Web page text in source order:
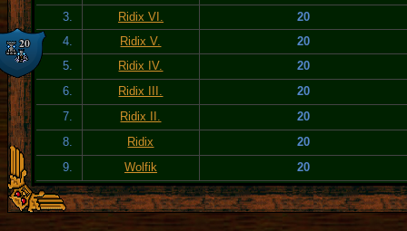
3.
Ridix VI.
20
4.
Ridix V.
20
5.
Ridix IV.
20
6.
Ridix III.
20
7.
Ridix II.
20
8.
Ridix
20
9.
Wolfik 20